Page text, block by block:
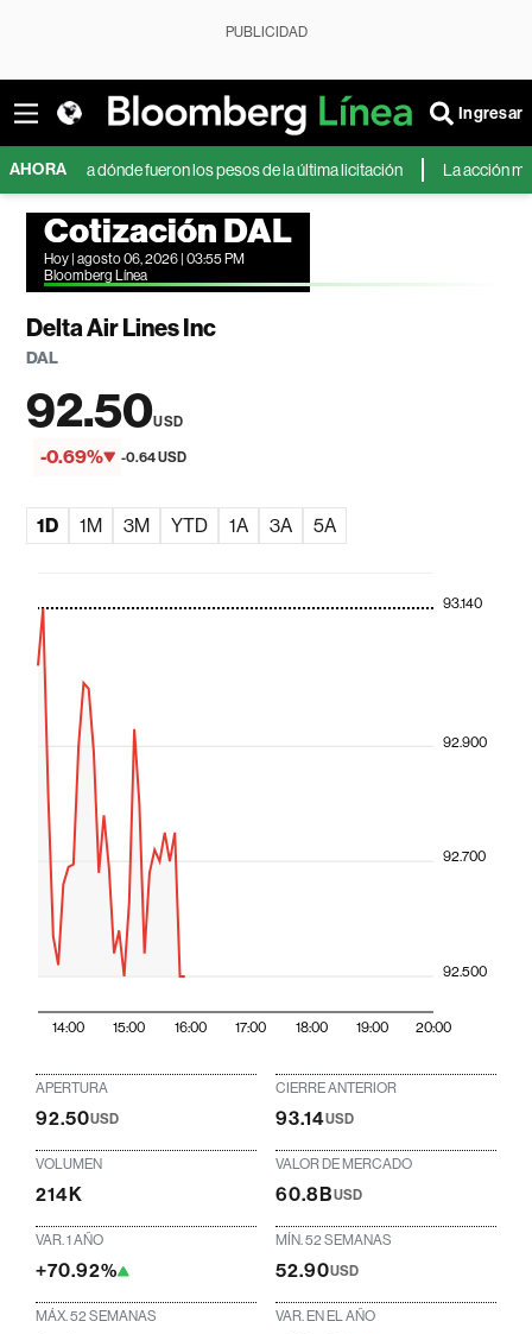
PUBLICIDAD
Ingresar
AHORA
a dónde fueron los pesos de la última licitación La acción más
Cotización DAL
Hoy | agosto 06, 2026 | 03:55 PM
Bloomberg Línea
Delta Air Lines Inc
DAL
92.50USD
-0.69% -0.64 USD
1D 1M 3M YTD 1A 3A 5A
14:00 15:00 16:00 17:00 18:00 19:00 20:00
92.500
92.700
92.900
93.140
APERTURA
92.50USD
CIERRE ANTERIOR
93.14USD
VOLUMEN
214K
VALOR DE MERCADO
60.8BUSD
VAR. 1 AÑO
+70.92%
MÍN. 52 SEMANAS
52.90USD
MÁX. 52 SEMANAS VAR. EN EL AÑO